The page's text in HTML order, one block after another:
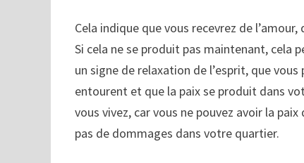
Cela indique que vous recevrez de
Si cela ne se produit pas maintenant, cela
un signe de relaxation de l’esprit, que
entourent et que la paix se produit dans
vous vivez, car vous ne pouvez avoir la
pas de dommages dans votre quartier.